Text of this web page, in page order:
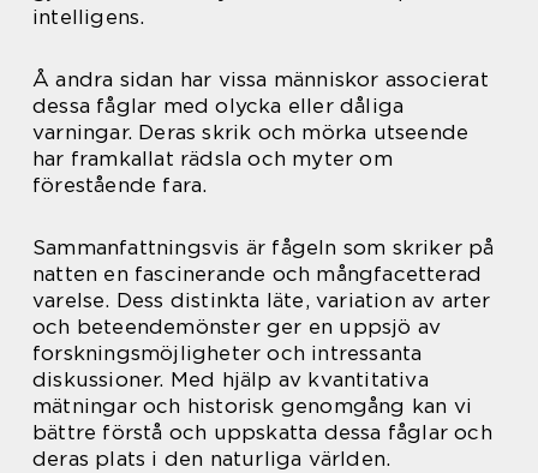
intelligens.
Å andra sidan har vissa människor associerat
dessa fåglar med olycka eller dåliga
varningar. Deras skrik och mörka utseende
har framkallat rädsla och myter om
förestående fara.
Sammanfattningsvis är fågeln som skriker på
natten en fascinerande och mångfacetterad
varelse. Dess distinkta läte, variation av arter
och beteendemönster ger en uppsjö av
forskningsmöjligheter och intressanta
diskussioner. Med hjälp av kvantitativa
mätningar och historisk genomgång kan vi
bättre förstå och uppskatta dessa fåglar och
deras plats i den naturliga världen.